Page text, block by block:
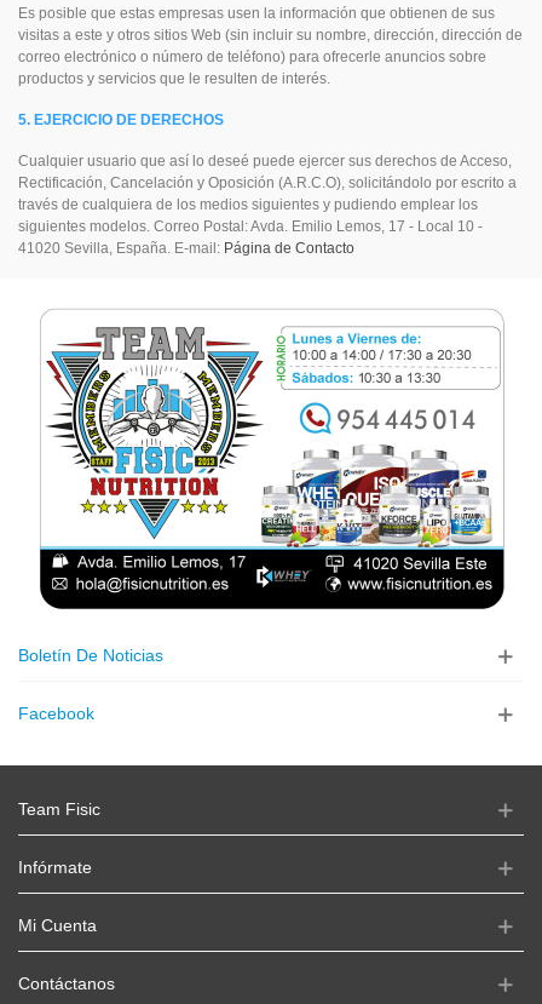
Es posible que estas empresas usen la información que obtienen de sus
visitas a este y otros sitios Web (sin incluir su nombre, dirección, dirección de
correo electrónico o número de teléfono) para ofrecerle anuncios sobre
productos y servicios que le resulten de interés.
5. EJERCICIO DE DERECHOS
Cualquier usuario que así lo deseé puede ejercer sus derechos de Acceso,
Rectificación, Cancelación y Oposición (A.R.C.O), solicitándolo por escrito a
través de cualquiera de los medios siguientes y pudiendo emplear los
siguientes modelos. Correo Postal: Avda. Emilio Lemos, 17 - Local 10 -
41020 Sevilla, España. E-mail: Página de Contacto
Boletín De Noticias
Facebook
Team Fisic
Infórmate
Mi Cuenta
Contáctanos